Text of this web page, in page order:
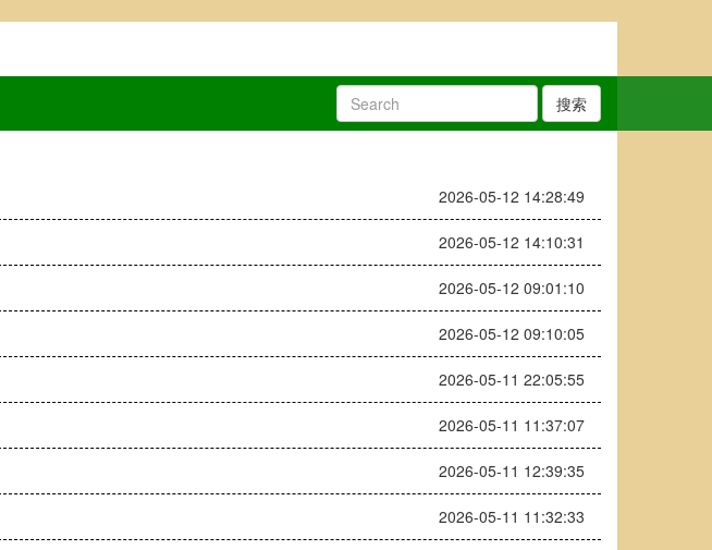
搜索
2026-05-12 14:28:49
2026-05-12 14:10:31
2026-05-12 09:01:10
2026-05-12 09:10:05
2026-05-11 22:05:55
2026-05-11 11:37:07
2026-05-11 12:39:35
2026-05-11 11:32:33